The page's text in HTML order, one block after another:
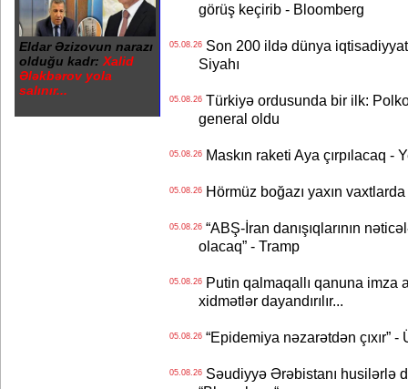
Eldar Əzizovun narazı
olduğu kadr: Xalid
Ələkbərov yola
salınır...
görüş keçirib - Bloomberg
05.08.26Son 200 ildə dünya
Siyahı
05.08.26Türkiyə ordusunda bir ilk:
general oldu
05.08.26Maskın raketi Aya çırpılacaq -
05.08.26Hörmüz boğazı yaxın
05.08.26“ABŞ-İran danışıqlarının
olacaq” - Tramp
05.08.26Putin qalmaqallı qanuna imza
xidmətlər dayandırılır...
05.08.26“Epidemiya nəzarətdən çıxır” -
05.08.26Səudiyyə Ərəbistanı husilərlə